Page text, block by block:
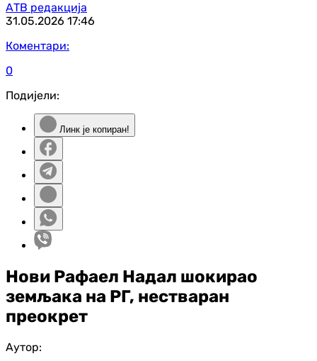
АТВ редакција
31.05.2026 17:46
Коментари:
0
Подијели:
Линк је копиран!
Нови Рафаел Надал шокирао
земљака на РГ, нестваран
преокрет
Аутор: